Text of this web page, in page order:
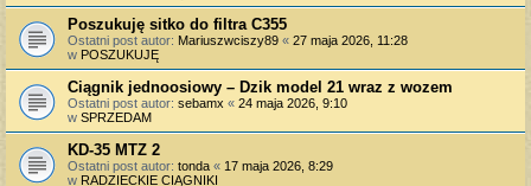
Poszukuję sitko do filtra C355
Ostatni post autor: Mariuszwciszy89 « 27 maja 2026, 11:28
w POSZUKUJĘ
Ciągnik jednoosiowy – Dzik model 21 wraz z wozem
Ostatni post autor: sebamx « 24 maja 2026, 9:10
w SPRZEDAM
KD-35 MTZ 2
Ostatni post autor: tonda « 17 maja 2026, 8:29
w RADZIECKIE CIĄGNIKI